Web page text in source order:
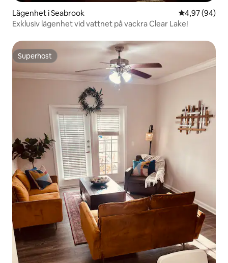
Lägenhet i Seabrook 4,97 av 5 i
4,97 (94)
Exklusiv lägenhet vid vattnet på vackra Clear Lake!
Superhost
Superhost